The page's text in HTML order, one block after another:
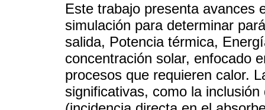
Este trabajo presenta avances
simulación para determinar
salida, Potencia térmica,
concentración solar, enfocado
procesos que requieren calor.
significativas, como la